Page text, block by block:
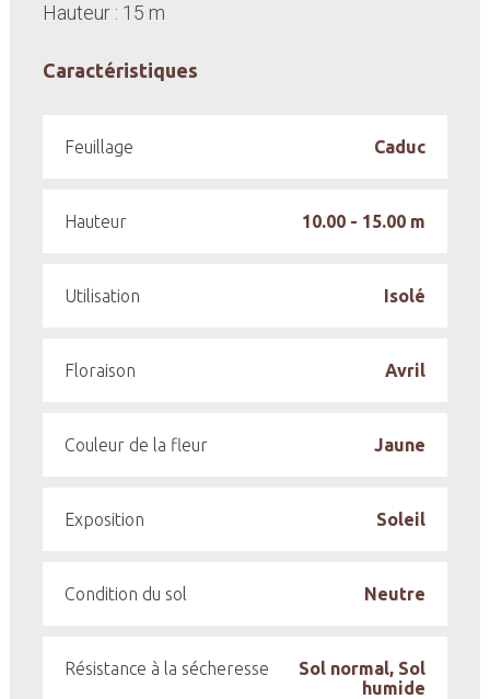
Hauteur : 15 m
Caractéristiques
Feuillage Caduc
Hauteur 10.00 - 15.00 m
Utilisation Isolé
Floraison Avril
Couleur de la fleur Jaune
Exposition Soleil
Condition du sol Neutre
Résistance à la sécheresse
Sol normal, Sol
humide